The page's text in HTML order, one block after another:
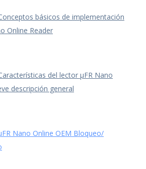
básicos de implementación
Online Reader
del lector μFR Nano
descripción general
Nano Online OEM Bloqueo/